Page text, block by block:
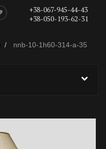
+38-067-945-44-43
+38-050-193-62-31
nnb-10-1h60-314-a-35